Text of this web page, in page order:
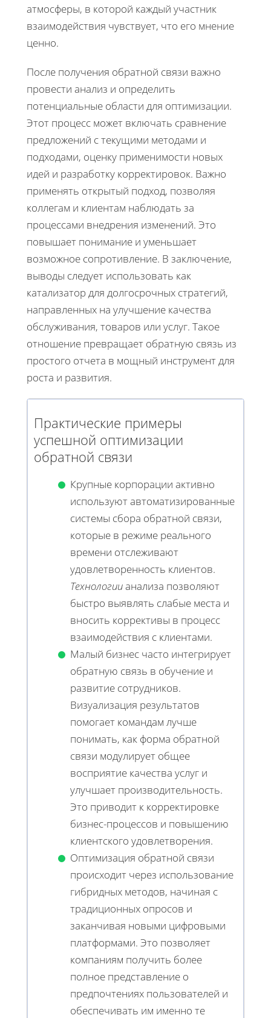
атмосферы, в которой каждый участник
взаимодействия чувствует, что его мнение
ценно.
После получения обратной связи важно
провести анализ и определить
потенциальные области для оптимизации.
Этот процесс может включать сравнение
предложений с текущими методами и
подходами, оценку применимости новых
идей и разработку корректировок. Важно
применять открытый подход, позволяя
коллегам и клиентам наблюдать за
процессами внедрения изменений. Это
повышает понимание и уменьшает
возможное сопротивление. В заключение,
выводы следует использовать как
катализатор для долгосрочных стратегий,
направленных на улучшение качества
обслуживания, товаров или услуг. Такое
отношение превращает обратную связь из
простого отчета в мощный инструмент для
роста и развития.
Практические примеры
успешной оптимизации
обратной связи
Крупные корпорации активно
используют автоматизированные
системы сбора обратной связи,
которые в режиме реального
времени отслеживают
удовлетворенность клиентов.
Технологиианализа позволяют
быстро выявлять слабые места и
вносить коррективы в процесс
взаимодействия с клиентами.
Малый бизнес часто интегрирует
обратную связь в обучение и
развитие сотрудников.
Визуализация результатов
помогает командам лучше
понимать, как форма обратной
связи модулирует общее
восприятие качества услуг и
улучшает производительность.
Это приводит к корректировке
бизнес-процессов и повышению
клиентского удовлетворения.
Оптимизация обратной связи
происходит через использование
гибридных методов, начиная с
традиционных опросов и
заканчивая новыми цифровыми
платформами. Это позволяет
компаниям получить более
полное представление о
предпочтениях пользователей и
обеспечивать им именно те